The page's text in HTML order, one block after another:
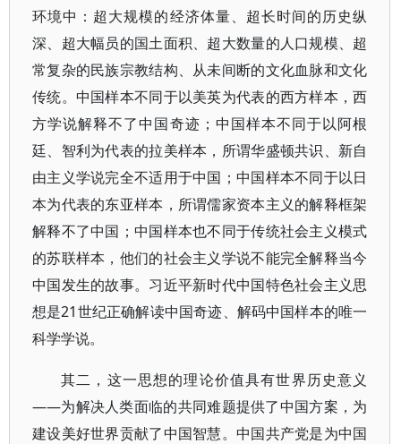
环境中：超大规模的经济体量、超长时间的历史纵
深、超大幅员的国土面积、超大数量的人口规模、超
常复杂的民族宗教结构、从未间断的文化血脉和文化
传统。中国样本不同于以美英为代表的西方样本，西
方学说解释不了中国奇迹；中国样本不同于以阿根
廷、智利为代表的拉美样本，所谓华盛顿共识、新自
由主义学说完全不适用于中国；中国样本不同于以日
本为代表的东亚样本，所谓儒家资本主义的解释框架
解释不了中国；中国样本也不同于传统社会主义模式
的苏联样本，他们的社会主义学说不能完全解释当今
中国发生的故事。习近平新时代中国特色社会主义思
想是21世纪正确解读中国奇迹、解码中国样本的唯一
科学学说。
其二，这一思想的理论价值具有世界历史意义
——为解决人类面临的共同难题提供了中国方案，为
建设美好世界贡献了中国智慧。中国共产党是为中国